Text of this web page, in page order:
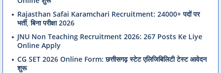
Rajasthan Safai Karamchari Recruitment: 24000+ पदों पर
भर्ती, बिना परीक्षा 2026
JNU Non Teaching Recruitment 2026: 267 Posts Ke Liye
Online Apply
CG SET 2026 Online Form: छत्तीसगढ़ स्टेट एलिजिबिलिटी टेस्ट आवेदन
शुरू